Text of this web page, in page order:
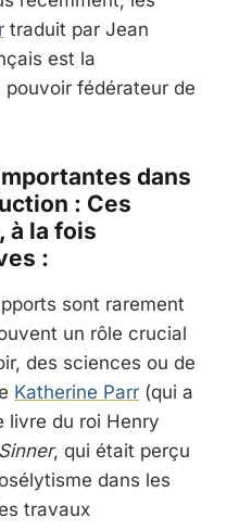
traduit par Jean
est la
fédérateur de
dans
: Ces
à la fois
:
sont rarement
un rôle crucial
des sciences ou de
Katherine Parr (qui a
livre du roi Henry
, qui était perçu
dans les
travaux